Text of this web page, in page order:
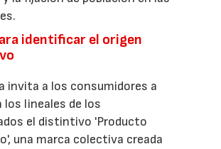
identificar el origen
invita a los consumidores a
los lineales de los
el distintivo 'Producto
una marca colectiva creada